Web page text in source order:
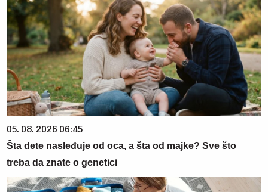
05. 08. 2026 06:45
Šta dete nasleđuje od oca, a šta od majke? Sve što
treba da znate o genetici